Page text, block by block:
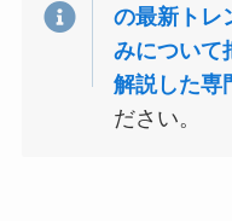
の最新トレ
みについて
解説した専
ださい。